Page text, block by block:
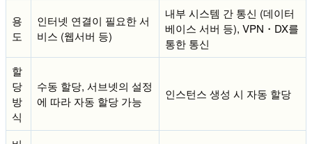
용
도
인터넷 연결이 필요한 서
비스 (웹서버 등)
내부 시스템 간 통신 (데이터
베이스 서버 등), VPN・DX를
통한 통신
할
당
방
식
수동 할당, 서브넷의 설정
에 따라 자동 할당 가능
인스턴스 생성 시 자동 할당